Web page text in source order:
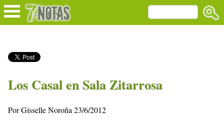
Los Casal en Sala Zitarrosa
Por Gisselle Noroña 23/6/2012